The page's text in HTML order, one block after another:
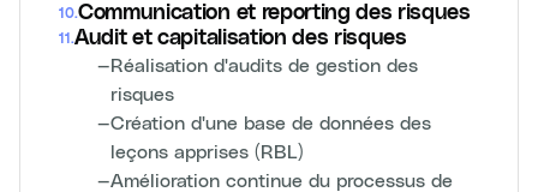
10.Communication et reporting des risques
11 .Audit et capitalisation des risques
—Réalisation d'audits de gestion des
risques
—Création d'une base de données des
leçons apprises (RBL)
—Amélioration continue du processus de